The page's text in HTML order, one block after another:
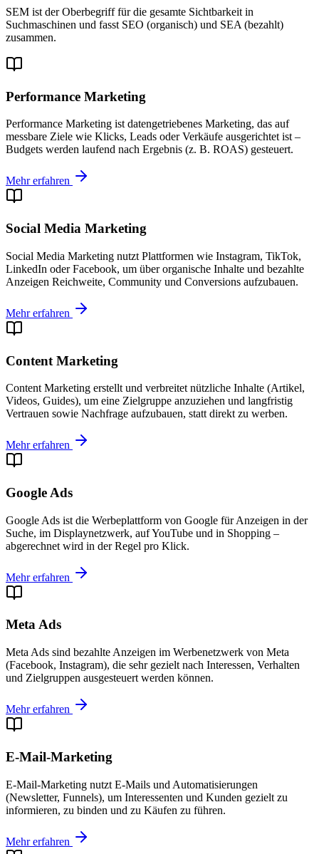
SEM ist der Oberbegriff für die gesamte Sichtbarkeit in
Suchmaschinen und fasst SEO (organisch) und SEA (bezahlt)
zusammen.
Performance Marketing
Performance Marketing ist datengetriebenes Marketing, das auf
messbare Ziele wie Klicks, Leads oder Verkäufe ausgerichtet ist –
Budgets werden laufend nach Ergebnis (z. B. ROAS) gesteuert.
Mehr erfahren
Social Media Marketing
Social Media Marketing nutzt Plattformen wie Instagram, TikTok,
LinkedIn oder Facebook, um über organische Inhalte und bezahlte
Anzeigen Reichweite, Community und Conversions aufzubauen.
Mehr erfahren
Content Marketing
Content Marketing erstellt und verbreitet nützliche Inhalte (Artikel,
Videos, Guides), um eine Zielgruppe anzuziehen und langfristig
Vertrauen sowie Nachfrage aufzubauen, statt direkt zu werben.
Mehr erfahren
Google Ads
Google Ads ist die Werbeplattform von Google für Anzeigen in der
Suche, im Displaynetzwerk, auf YouTube und in Shopping –
abgerechnet wird in der Regel pro Klick.
Mehr erfahren
Meta Ads
Meta Ads sind bezahlte Anzeigen im Werbenetzwerk von Meta
(Facebook, Instagram), die sehr gezielt nach Interessen, Verhalten
und Zielgruppen ausgesteuert werden können.
Mehr erfahren
E-Mail-Marketing
E-Mail-Marketing nutzt E-Mails und Automatisierungen
(Newsletter, Funnels), um Interessenten und Kunden gezielt zu
informieren, zu binden und zu Käufen zu führen.
Mehr erfahren